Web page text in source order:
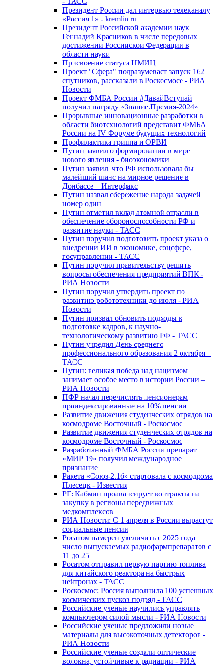
Президент России дал интервью телеканалу
«Россия 1» - kremlin.ru
Президент Российской академии наук
Геннадий Красников в числе передовых
достижений Российской Федерации в
области науки
Присвоение статуса НМИЦ
Проект "Сфера" подразумевает запуск 162
спутников, рассказали в Роскосмосе - РИА
Новости
Проект ФМБА России #ДавайВступай
получил награду «Знание.Премия-2024»
Прорывные инновационные разработки в
области биотехнологий представит ФМБА
России на IV Форуме будущих технологий
Профилактика гриппа и ОРВИ
Путин заявил о формировании в мире
нового явления - биоэкономики
Путин заявил, что РФ использовала бы
малейший шанс на мирное решение в
Донбассе – Интерфакс
Путин назвал сбережение народа задачей
номер один
Путин отметил вклад атомной отрасли в
обеспечение обороноспособности РФ и
развитие науки - ТАСС
Путин поручил подготовить проект указа о
внедрении ИИ в экономике, соцсфере,
госуправлении - ТАСС
Путин поручил правительству решить
вопросы обеспечения предприятий ВПК -
РИА Новости
Путин поручил утвердить проект по
развитию робототехники до июля - РИА
Новости
Путин призвал обновить подходы к
подготовке кадров, к научно-
технологическому развитию РФ - ТАСС
Путин учредил День среднего
профессионального образования 2 октября –
ТАСС
Путин: великая победа над нацизмом
занимает особое место в истории России –
РИА Новости
ПФР начал перечислять пенсионерам
проиндексированные на 10% пенсии
Развитие движения студенческих отрядов на
космодроме Восточный - Роскосмос
Развитие движения студенческих отрядов на
космодроме Восточный - Роскосмос
Разработанный ФМБА России препарат
«МИР 19» получил международное
признание
Ракета «Союз-2.1б» стартовала с космодрома
Плесецк - Известия
РГ: Кабмин проавансирует контракты на
закупку в регионы передвижных
медкомплексов
РИА Новости: С 1 апреля в России вырастут
социальные пенсии
Росатом намерен увеличить с 2025 года
число выпускаемых радиофармпрепаратов с
11 до 25
Росатом отправил первую партию топлива
для китайского реактора на быстрых
нейтронах - ТАСС
Роскосмос: Россия выполнила 100 успешных
космических пусков подряд - ТАСС
Российские ученые научились управлять
компьютером силой мысли - РИА Новости
Российские ученые предложили новые
материалы для высокоточных детекторов -
РИА Новости
Российские ученые создали оптические
волокна, устойчивые к радиации - РИА